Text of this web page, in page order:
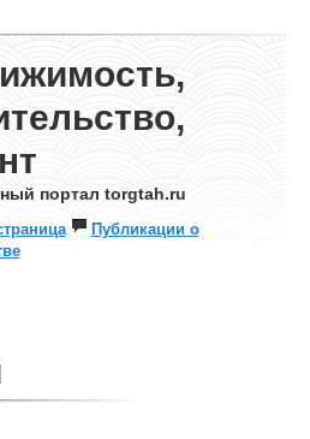
портал torgtah.ru
Публикации о